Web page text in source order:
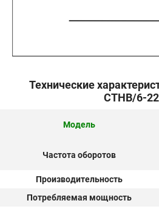
Технические
CTHB/6-
Модель
Частота оборотов
Производительность
Потребляемая мощность